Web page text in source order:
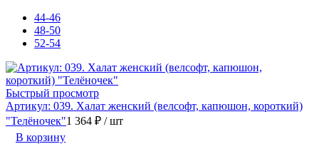
44-46
48-50
52-54
Быстрый просмотр
Артикул: 039. Халат женский (велсофт, капюшон, короткий)
"Телёночек"1 364 ₽ / шт
В корзину